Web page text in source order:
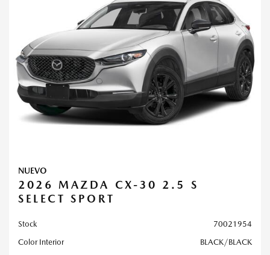
NUEVO
2026 MAZDA CX-30 2.5 S
SELECT SPORT
Stock
70021954
Color Interior
BLACK/BLACK